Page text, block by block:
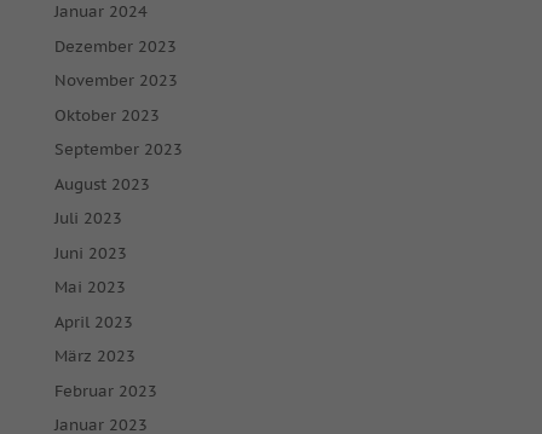
Januar 2024
Dezember 2023
November 2023
Oktober 2023
September 2023
August 2023
Juli 2023
Juni 2023
Mai 2023
April 2023
März 2023
Februar 2023
Januar 2023